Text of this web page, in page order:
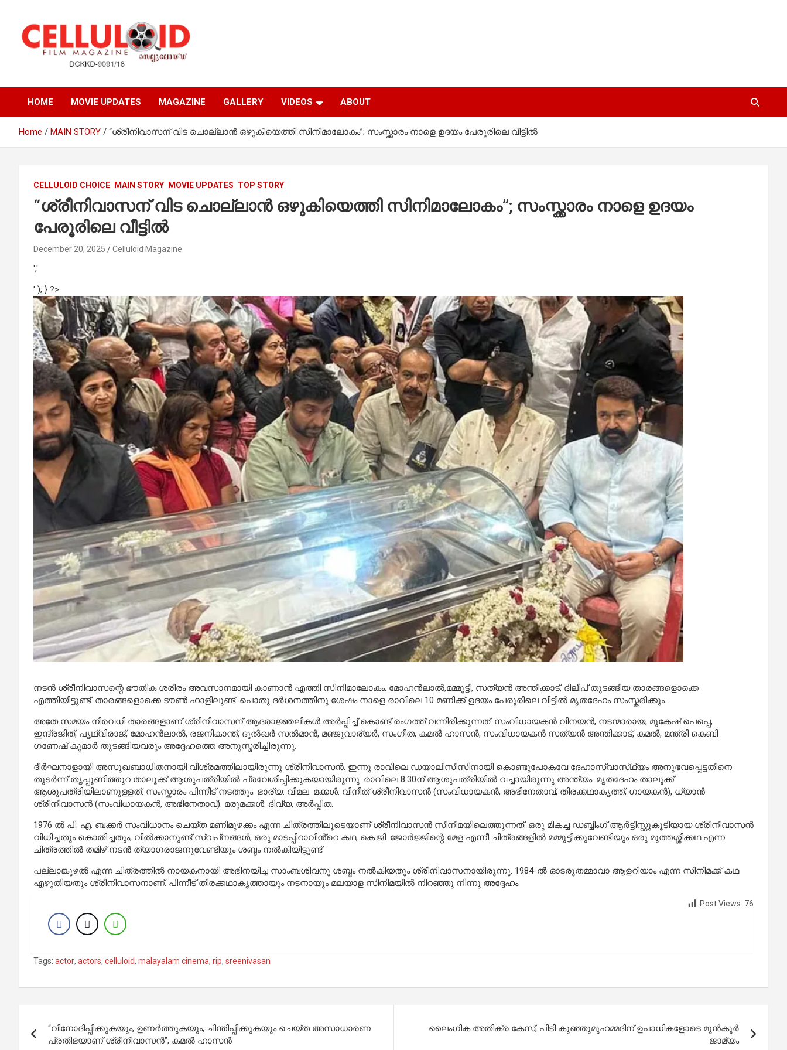
content
celluloid
HOME MOVIE UPDATES MAGAZINE GALLERY VIDEOS ABOUT
Home MAIN STORY “ശ്രീനിവാസന് വിട ചൊല്ലാൻ ഒഴുകിയെത്തി സിനിമാലോകം”; സംസ്ക്കാരം നാളെ ഉദയം പേരൂരിലെ വീട്ടിൽ
CELLULOID CHOICE MAIN STORY MOVIE UPDATES TOP STORY
“ശ്രീനിവാസന് വിട ചൊല്ലാൻ ഒഴുകിയെത്തി സിനിമാലോകം”; സംസ്ക്കാരം നാളെ ഉദയം
പേരൂരിലെ വീട്ടിൽ
December 20, 2025 Celluloid Magazine
','
' ); } ?>
നടൻ ശ്രീനിവാസന്റെ ഭൗതിക ശരീരം അവസാനമായി കാണാൻ എത്തി സിനിമാലോകം. മോഹൻലാൽ,മമ്മൂട്ടി, സത്യൻ അന്തിക്കാട്‌, ദിലീപ് തുടങ്ങിയ താരങ്ങളൊക്കെ
എത്തിയിട്ടുണ്ട്. താരങ്ങളൊക്കെ ടൗൺ ഹാളിലുണ്ട്. പൊതു ദർശനത്തിനു ശേഷം നാളെ രാവിലെ 10 മണിക്ക് ഉദയം പേരൂരിലെ വീട്ടിൽ മൃതദേഹം സംസ്കരിക്കും.
അതേ സമയം നിരവധി താരങ്ങളാണ് ശ്രീനിവാസന് ആദരാജ്ഞലികൾ അർപ്പിച്ച് കൊണ്ട് രംഗത്ത് വന്നിരിക്കുന്നത്. സംവിധായകൻ വിനയൻ, നടന്മാരായ, മുകേഷ് പെപ്പെ,
ഇന്ദ്രജിത്, പൃഥ്വിരാജ്, മോഹൻലാൽ, രജനികാന്ത്, ദുൽഖർ സൽമാൻ, മഞ്ജുവാര്യർ, സംഗീത, കമൽ ഹാസൻ, സംവിധായകൻ സത്യൻ അന്തിക്കാട്‌, കമൽ, മന്ത്രി കെബി
ഗണേഷ് കുമാർ തുടങ്ങിയവരും അദ്ദേഹത്തെ അനുസ്മരിച്ചിരുന്നു.
ദീർഘനാളായി അസുഖബാധിതനായി വിശ്രമത്തിലായിരുന്നു ശ്രീനിവാസൻ. ഇന്നു രാവിലെ ഡയാലിസിസിനായി കൊണ്ടുപോകവേ ദേഹാസ്വാസ്‌ഥ്യം അനുഭവപ്പെട്ടതിനെ
തുടർന്ന് തൃപ്പൂണിത്തുറ താലൂക്ക് ആശുപത്രിയിൽ പ്രവേശിപ്പിക്കുകയായിരുന്നു. രാവിലെ 8.30ന് ആശുപത്രിയിൽ വച്ചായിരുന്നു അന്ത്യം. മൃതദേഹം താലൂക്ക്
ആശുപത്രിയിലാണുള്ളത്. സംസ്കാരം പിന്നീട് നടത്തും. ഭാര്യ: വിമല. മക്കൾ: വിനീത് ശ്രീനിവാസൻ (സംവിധായകൻ, അഭിനേതാവ്, തിരക്കഥാകൃത്ത്, ഗായകൻ), ധ്യാൻ
ശ്രീനിവാസൻ (സംവിധായകൻ, അഭിനേതാവ്). മരുമക്കൾ: ദിവ്യ, അർപ്പിത.
1976 ൽ പി. എ. ബക്കർ സംവിധാനം ചെയ്‌ത മണിമുഴക്കം എന്ന ചിത്രത്തിലൂടെയാണ് ശ്രീനിവാസൻ സിനിമയിലെത്തുന്നത്. ഒരു മികച്ച ഡബ്ബിംഗ് ആർട്ടിസ്റ്റുകൂടിയായ ശ്രീനിവാസൻ
വിധിച്ചതും കൊതിച്ചതും, വിൽക്കാനുണ്ട് സ്വപ്‌നങ്ങൾ, ഒരു മാടപ്പിറാവിൻ്റെ കഥ, കെ.ജി. ജോർജ്ജിന്റെ മേള എന്നീ ചിത്രങ്ങളിൽ മമ്മുട്ടിക്കുവേണ്ടിയും ഒരു മുത്തശ്ശിക്കഥ എന്ന
ചിത്രത്തിൽ തമിഴ് നടൻ ത്യാഗരാജനുവേണ്ടിയും ശബ്ദം നൽകിയിട്ടുണ്ട്.
പല്ലാങ്കുഴൽ എന്ന ചിത്രത്തിൽ നായകനായി അഭിനയിച്ച സാംബശിവനു ശബ്ദം നൽകിയതും ശ്രീനിവാസനായിരുന്നു. 1984-ൽ ഓടരുതമ്മാവാ ആളറിയാം എന്ന സിനിമക്ക് കഥ
എഴുതിയതും ശ്രീനിവാസനാണ്. പിന്നീട് തിരക്കഥാകൃത്തായും നടനായും മലയാള സിനിമയിൽ നിറഞ്ഞു നിന്നു അദ്ദേഹം.
Post Views: 76
Tags: actor, actors, celluloid, malayalam cinema, rip, sreenivasan
navigation
“വിനോദിപ്പിക്കുകയും, ഉണർത്തുകയും, ചിന്തിപ്പിക്കുകയും ചെയ്ത അസാധാരണ
പ്രതിഭയാണ് ശ്രീനിവാസൻ”; കമൽ ഹാസൻ
ലൈംഗിക അതിക്ര കേസ്; പിടി കുഞ്ഞുമുഹമ്മദിന് ഉപാധികളോടെ മുൻ‌കൂർ
ജാമ്യം